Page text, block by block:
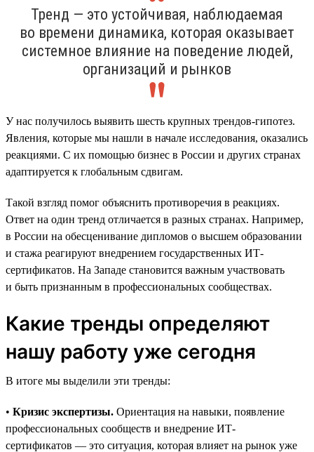
Тренд — это устойчивая, наблюдаемая
во времени динамика, которая оказывает
системное влияние на поведение людей,
организаций и рынков
У нас получилось выявить шесть крупных трендов-гипотез.
Явления, которые мы нашли в начале исследования, оказались
реакциями. С их помощью бизнес в России и других странах
адаптируется к глобальным сдвигам.
Такой взгляд помог объяснить противоречия в реакциях.
Ответ на один тренд отличается в разных странах. Например,
в России на обесценивание дипломов о высшем образовании
и стажа реагируют внедрением государственных ИТ-
сертификатов. На Западе становится важным участвовать
и быть признанным в профессиональных сообществах.
Какие тренды определяют
нашу работу уже сегодня
В итоге мы выделили эти тренды:
• Кризис экспертизы. Ориентация на навыки, появление
профессиональных сообществ и внедрение ИТ-
сертификатов — это ситуация, которая влияет на рынок уже